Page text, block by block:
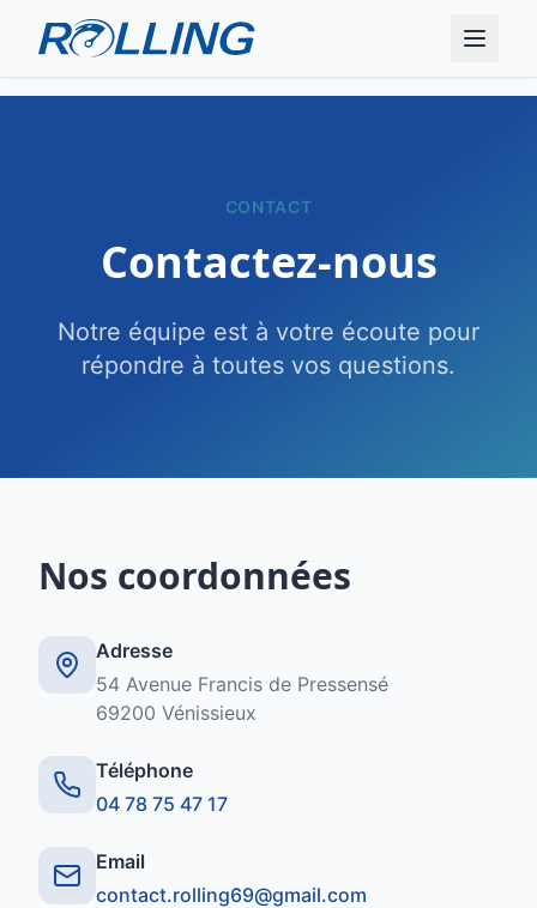
CONTACT
Contactez-nous
Notre équipe est à votre écoute pour
répondre à toutes vos questions.
Nos coordonnées
Adresse
54 Avenue Francis de Pressensé
69200 Vénissieux
Téléphone
04 78 75 47 17
Email
contact.rolling69@gmail.com